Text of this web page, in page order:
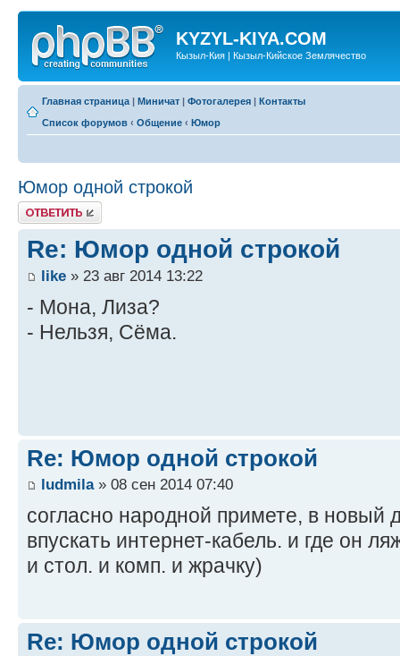
KYZYL-KIYA.COM
Кызыл-Кия | Кызыл-Кийское Землячество
Главная страница | Миничат | Фотогалерея | Контакты
Список форумов ‹ Общение ‹ Юмор
Юмор одной строкой
Ответить
Re: Юмор одной строкой
like » 23 авг 2014 13:22
- Мона, Лиза?
- Нельзя, Сёма.
Re: Юмор одной строкой
ludmila» 08 сен 2014 07:40
cогласно народной примете, в новый
впускать интернет-кабель. и где он
и стол. и комп. и жрачку)
Re: Юмор одной строкой